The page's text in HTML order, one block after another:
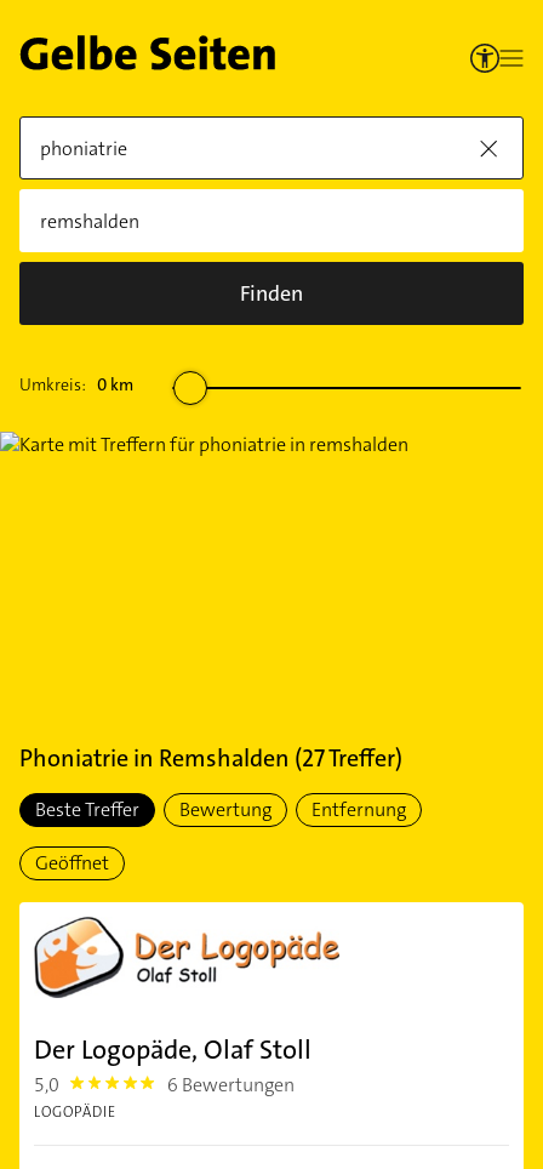
Finden
Umkreis: 0 km
Phoniatriein Remshalden (27Treffer)
Beste Treffer Bewertung Entfernung
Geöffnet
Der Logopäde, Olaf Stoll
5,0 5.0 6 Bewertungen
LOGOPÄDIE